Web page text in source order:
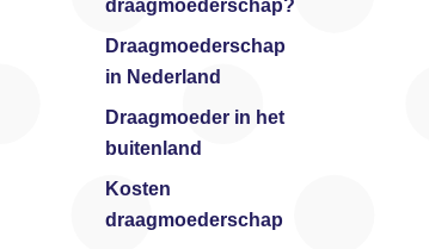
draagmoederschap?
Draagmoederschap
in Nederland
Draagmoeder in het
buitenland
Kosten
draagmoederschap